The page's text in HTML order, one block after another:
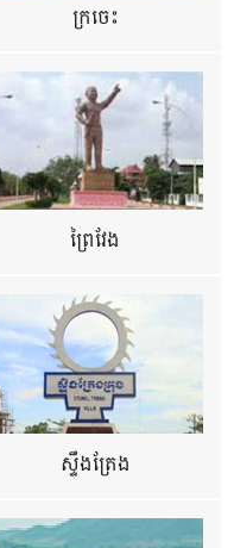
ក្រចេះ
ព្រៃវែង
ស្ទឹងត្រែង